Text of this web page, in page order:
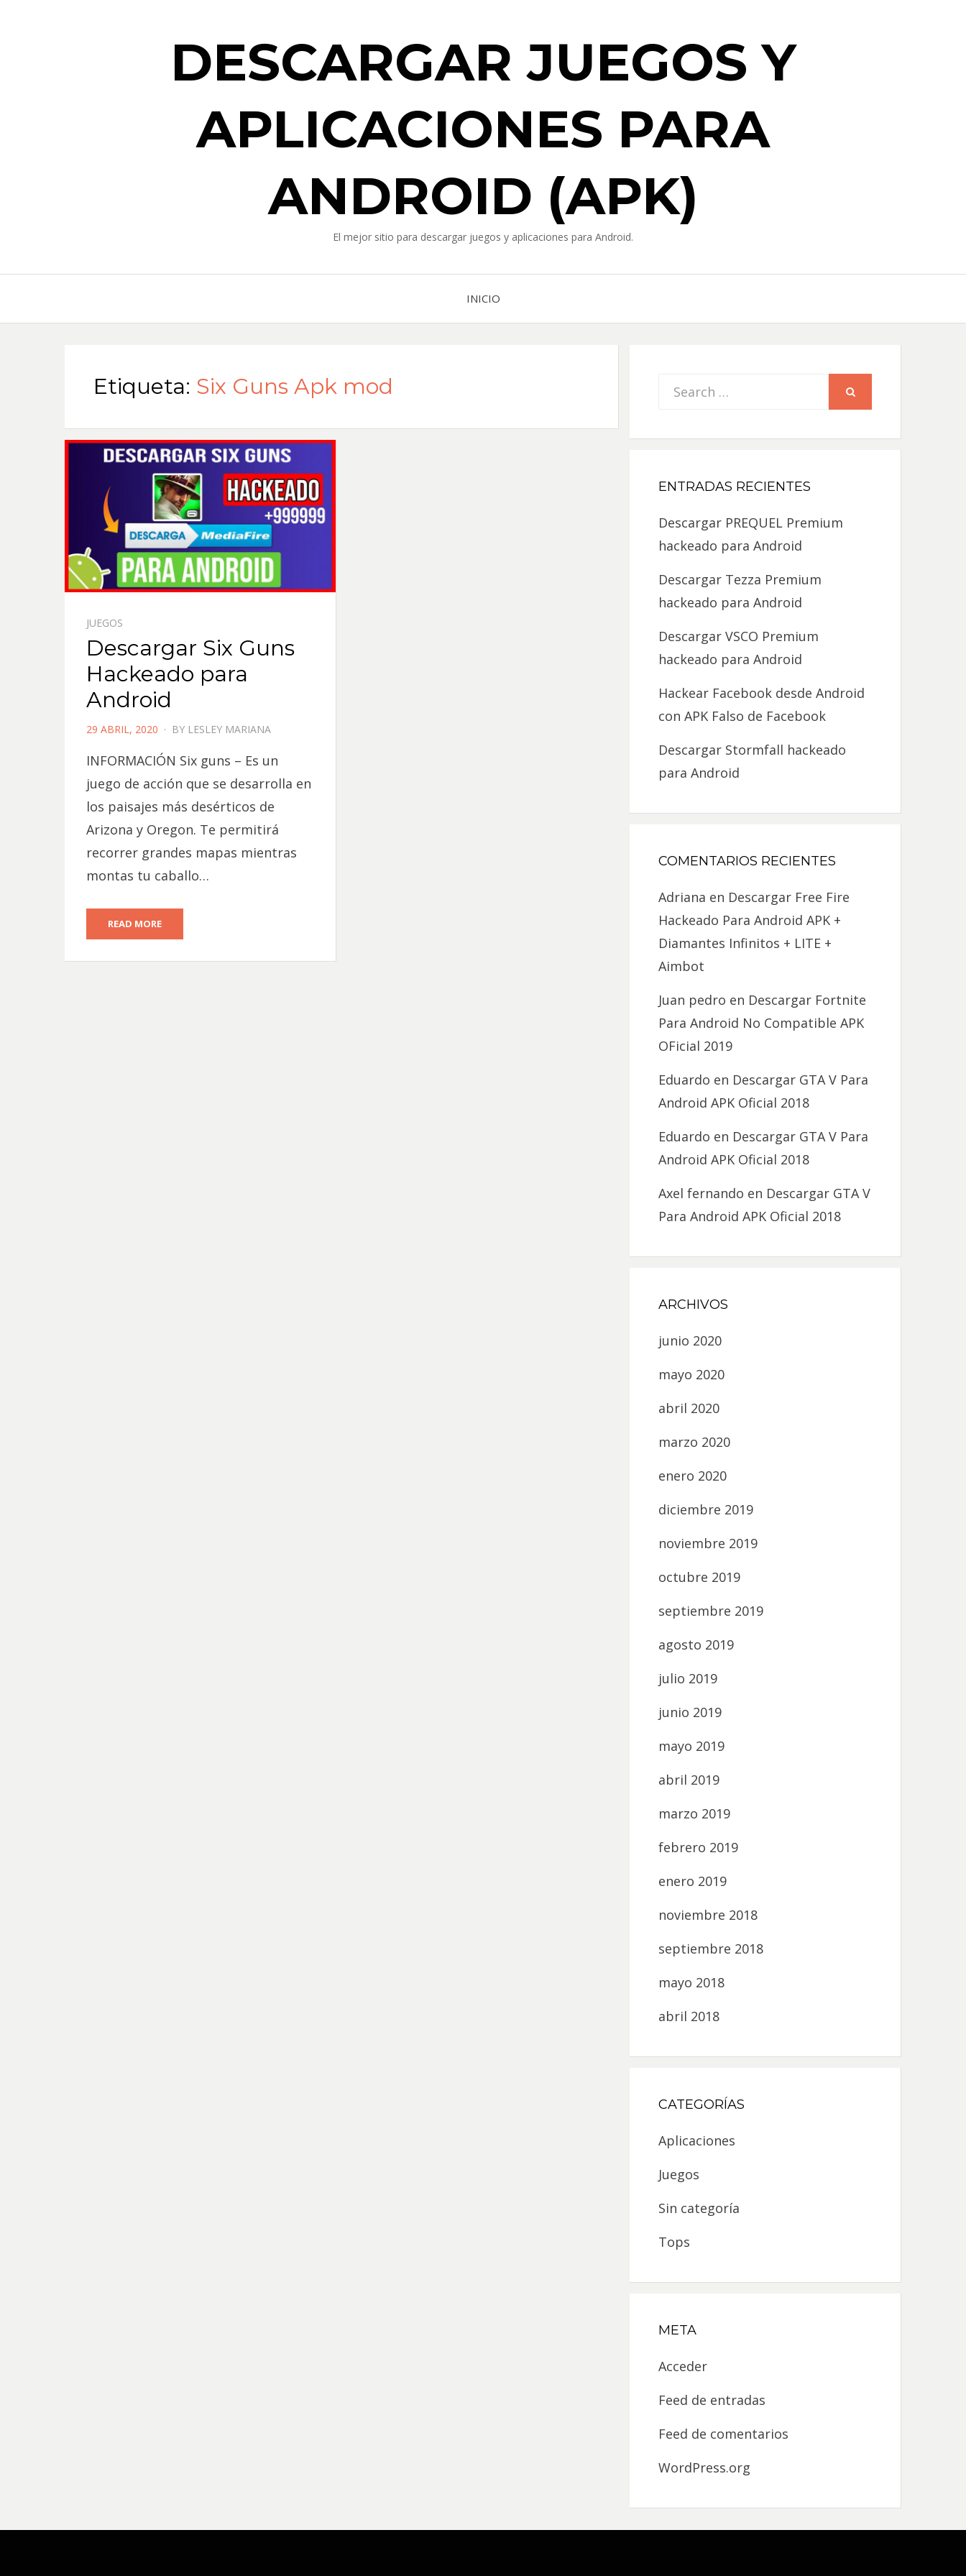
DESCARGAR JUEGOS Y
APLICACIONES PARA
ANDROID (APK)
El mejor sitio para descargar juegos y aplicaciones para Android.
INICIO
Etiqueta: Six Guns Apk mod
JUEGOS
Descargar Six Guns
Hackeado para
Android
POSTED
29 ABRIL, 2020 BY LESLEY MARIANA
INFORMACIÓN Six guns – Es un
juego de acción que se desarrolla en
los paisajes más desérticos de
Arizona y Oregon. Te permitirá
recorrer grandes mapas mientras
montas tu caballo…
READ MORE
Search
ENTRADAS RECIENTES
Descargar PREQUEL Premium
hackeado para Android
Descargar Tezza Premium
hackeado para Android
Descargar VSCO Premium
hackeado para Android
Hackear Facebook desde Android
con APK Falso de Facebook
Descargar Stormfall hackeado
para Android
COMENTARIOS RECIENTES
Adriana en Descargar Free Fire
Hackeado Para Android APK +
Diamantes Infinitos + LITE +
Aimbot
Juan pedro en Descargar Fortnite
Para Android No Compatible APK
OFicial 2019
Eduardo en Descargar GTA V Para
Android APK Oficial 2018
Eduardo en Descargar GTA V Para
Android APK Oficial 2018
Axel fernando en Descargar GTA V
Para Android APK Oficial 2018
ARCHIVOS
junio 2020
mayo 2020
abril 2020
marzo 2020
enero 2020
diciembre 2019
noviembre 2019
octubre 2019
septiembre 2019
agosto 2019
julio 2019
junio 2019
mayo 2019
abril 2019
marzo 2019
febrero 2019
enero 2019
noviembre 2018
septiembre 2018
mayo 2018
abril 2018
CATEGORÍAS
Aplicaciones
Juegos
Sin categoría
Tops
META
Acceder
Feed de entradas
Feed de comentarios
WordPress.org